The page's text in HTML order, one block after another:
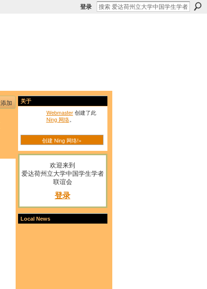
登录
添加 关于
Webmaster创建了此
Ning 网络。
创建 Ning 网络!»
欢迎来到
爱达荷州立大学中国学生学者
联谊会
登录
Local News